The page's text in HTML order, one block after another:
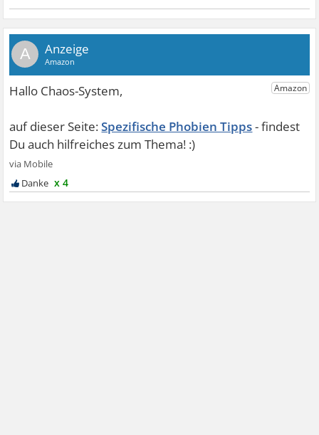
A
Spezifische Phobien Tipps
x 4